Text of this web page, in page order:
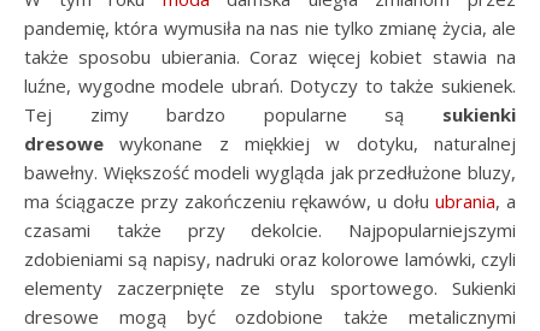
pandemię, która wymusiła na nas nie tylko zmianę życia, ale
także sposobu ubierania. Coraz więcej kobiet stawia na
luźne, wygodne modele ubrań. Dotyczy to także sukienek.
Tej zimy bardzo popularne są sukienki
dresowe wykonane z miękkiej w dotyku, naturalnej
bawełny. Większość modeli wygląda jak przedłużone bluzy,
ma ściągacze przy zakończeniu rękawów, u dołu ubrania, a
czasami także przy dekolcie. Najpopularniejszymi
zdobieniami są napisy, nadruki oraz kolorowe lamówki, czyli
elementy zaczerpnięte ze stylu sportowego. Sukienki
dresowe mogą być ozdobione także metalicznymi